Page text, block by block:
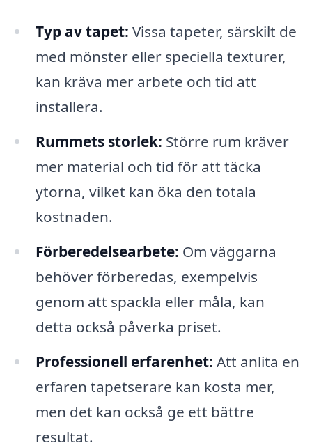
Typ av tapet: Vissa tapeter, särskilt de
med mönster eller speciella texturer,
kan kräva mer arbete och tid att
installera.
Rummets storlek: Större rum kräver
mer material och tid för att täcka
ytorna, vilket kan öka den totala
kostnaden.
Förberedelsearbete: Om väggarna
behöver förberedas, exempelvis
genom att spackla eller måla, kan
detta också påverka priset.
Professionell erfarenhet: Att anlita en
erfaren tapetserare kan kosta mer,
men det kan också ge ett bättre
resultat.